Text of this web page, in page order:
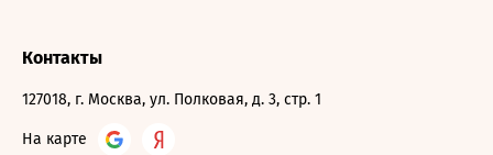
Контакты
127018, г. Москва, ул. Полковая, д. 3, стр. 1
На карте